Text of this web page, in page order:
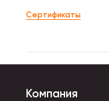
Сертификаты
Компания